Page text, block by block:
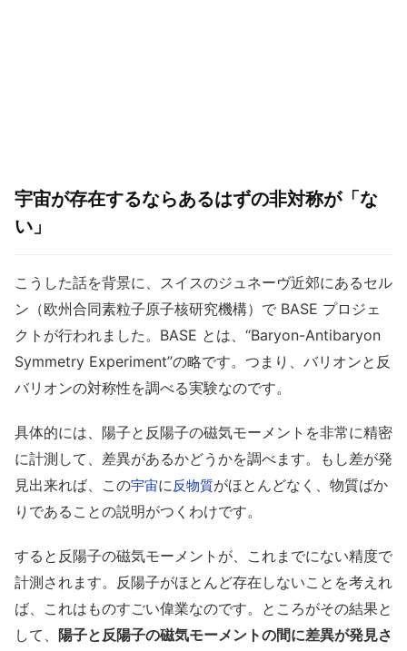
宇宙が存在するならあるはずの非対称が「な
い」
こうした話を背景に、スイスのジュネーヴ近郊にあるセル
ン（欧州合同素粒子原子核研究機構）で BASE プロジェ
クトが行われました。BASE とは、“Baryon-Antibaryon
Symmetry Experiment”の略です。つまり、バリオンと反
バリオンの対称性を調べる実験なのです。
具体的には、陽子と反陽子の磁気モーメントを非常に精密
に計測して、差異があるかどうかを調べます。もし差が発
見出来れば、この宇宙に反物質がほとんどなく、物質ばか
りであることの説明がつくわけです。
すると反陽子の磁気モーメントが、これまでにない精度で
計測されます。反陽子がほとんど存在しないことを考えれ
ば、これはものすごい偉業なのです。ところがその結果と
して、 陽子と反陽子の磁気モーメントの間に差異が発見さ